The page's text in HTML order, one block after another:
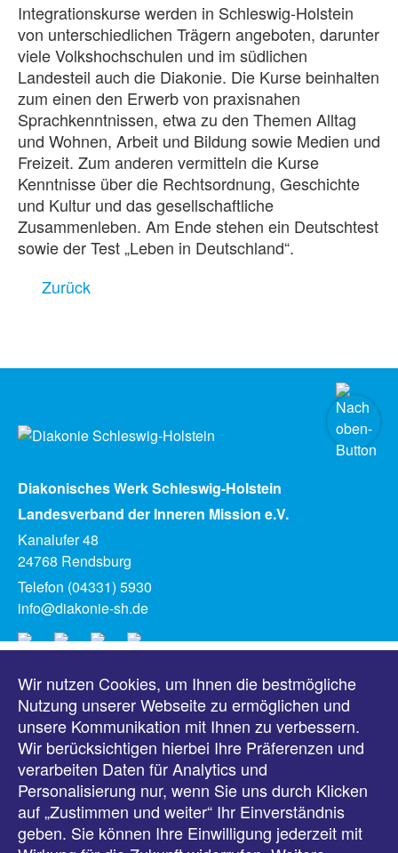
Integrationskurse werden in Schleswig-Holstein
von unterschiedlichen Trägern angeboten, darunter
viele Volkshochschulen und im südlichen
Landesteil auch die Diakonie. Die Kurse beinhalten
zum einen den Erwerb von praxisnahen
Sprachkenntnissen, etwa zu den Themen Alltag
und Wohnen, Arbeit und Bildung sowie Medien und
Freizeit. Zum anderen vermitteln die Kurse
Kenntnisse über die Rechtsordnung, Geschichte
und Kultur und das gesellschaftliche
Zusammenleben. Am Ende stehen ein Deutschtest
sowie der Test „Leben in Deutschland“.
Zurück
Diakonisches Werk Schleswig-Holstein
Landesverband der Inneren Mission e.V.
Kanalufer 48
24768 Rendsburg
Telefon (04331) 5930
info@diakonie-sh.de
Meldungen
Veranstaltungen
Downloads
Presse
Wir nutzen Cookies, um Ihnen die bestmögliche
Nutzung unserer Webseite zu ermöglichen und
unsere Kommunikation mit Ihnen zu verbessern.
Wir berücksichtigen hierbei Ihre Präferenzen und
verarbeiten Daten für Analytics und
Personalisierung nur, wenn Sie uns durch Klicken
auf „Zustimmen und weiter“ Ihr Einverständnis
geben. Sie können Ihre Einwilligung jederzeit mit